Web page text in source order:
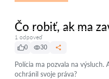
Čo robiť, ak ma
1 odpoveď
0
30
Polícia ma pozvala na výsluch.
ochránil svoje práva?